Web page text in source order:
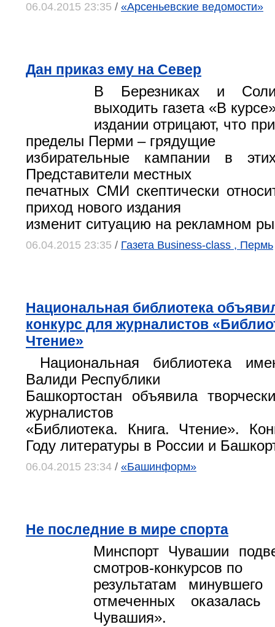
06.04.2015 23:35 / «Арсеньевские ведомости»
Дан приказ ему на Север
В Березниках и
выходить газета «В
издании отрицают, что
пределы Перми – грядущие
избирательные кампании в
Представители местных
печатных СМИ скептически
приход нового издания
изменит ситуацию на рекламном
06.04.2015 23:35 / Газета Business-class , Пермь
Национальная библиотека
конкурс для журналистов
Чтение»
Национальная библиотека
Валиди Республики
Башкортостан объявила
журналистов
«Библиотека. Книга. Чтение».
Году литературы в России и
06.04.2015 23:34 / «Башинформ»
Не последние в мире спорта
Минспорт Чувашии
смотров-конкурсов по
результатам
отмеченных
Чувашия».